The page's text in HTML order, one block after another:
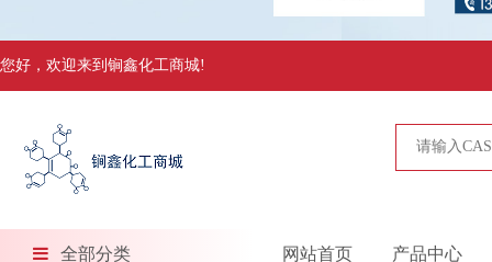
您好，欢迎来到锏鑫化工商城!
全部分类 网站首页 产品中心